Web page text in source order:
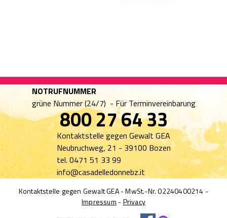
NOTRUFNUMMER
grüne Nummer (24/7) - Für Terminvereinbarung
800 27 64 33​​​​​
Kontaktstelle gegen Gewalt GEA
Neubruchweg, 21 - 39100 Bozen
tel. 0471 51 33 99
info@casadelledonnebz.it
Kontaktstelle gegen Gewalt GEA - MwSt.-Nr. 02240400214 -
Impressum -Privacy